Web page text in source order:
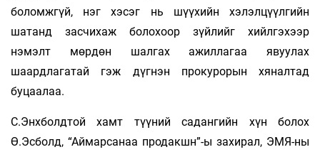
боломжгүй, нэг хэсэг нь шүүхийн хэлэлцүүлгийн
шатанд засчихаж болохоор зүйлийг хийлгэхээр
нэмэлт мөрдөн шалгах ажиллагаа явуулах
шаардлагатай гэж дүгнэн прокурорын хяналтад
буцаалаа.
С.Энхболдтой хамт түүний садангийн хүн бо­лох
Ө.Эсболд, “Аймарсанаа продакшн”-ы захирал, ЭМЯ-ны